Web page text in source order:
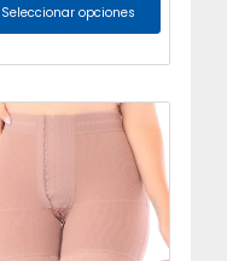
Seleccionar opciones